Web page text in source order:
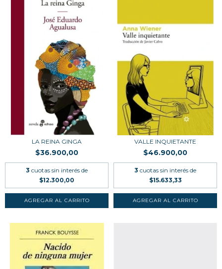
LA REINA GINGA
$36.900,00
3 cuotas sin interés de
$12.300,00
VALLE INQUIETANTE
$46.900,00
3 cuotas sin interés de
$15.633,33